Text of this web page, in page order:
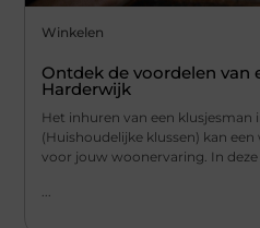
Winkelen
Ontdek de voordelen van
Harderwijk
Het inhuren van een klusjesman
(Huishoudelijke klussen) kan
voor jouw woonervaring. In deze
...